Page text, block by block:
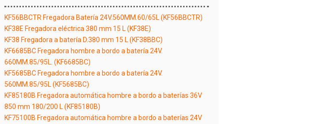
KF56BBCTR Fregadora Batería 24V.560MM.60/65L (KF56BBCTR)
KF38E Fregadora eléctrica 380 mm 15 L (KF38E)
KF38 Fregadora a batería D.380 mm 15 L (KF38BBC)
KF6685BC Fregadora hombre a bordo a batería 24V.
660MM.85/95L. (KF6685BC)
KF5685BC Fregadora hombre a bordo a batería 24V.
560MM.85/95L (KF5685BC)
KF85180B Fregadora automática hombre a bordo a baterías 36V
850 mm 180/200 L (KF85180B)
KF75100B Fregadora automática hombre a bordo a baterías 24V